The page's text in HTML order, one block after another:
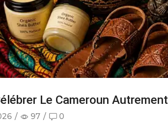
Le Cameroun Autrement
/ 97 /
0